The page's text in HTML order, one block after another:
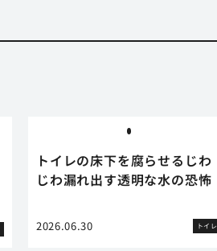
トイレの床下を腐らせるじわ
じわ漏れ出す透明な水の恐怖
2026.06.30 トイレ